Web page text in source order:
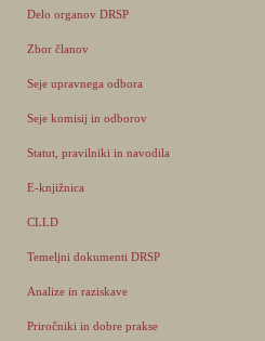
Delo organov DRSP
Zbor članov
Seje upravnega odbora
Seje komisij in odborov
Statut, pravilniki in navodila
E-knjižnica
CLLD
Temeljni dokumenti DRSP
Analize in raziskave
Priročniki in dobre prakse